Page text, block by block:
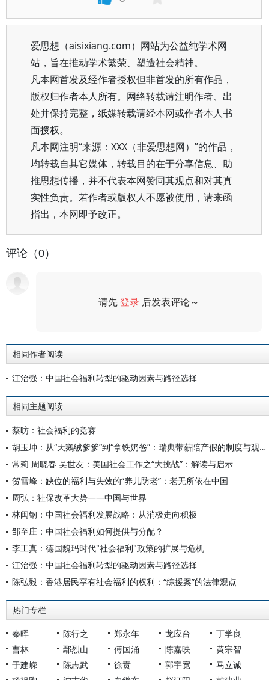
爱思想（aisixiang.com）网站为公益纯学术网
站，旨在推动学术繁荣、塑造社会精神。
凡本网首发及经作者授权但非首发的所有作品，
版权归作者本人所有。网络转载请注明作者、出
处并保持完整，纸媒转载请经本网或作者本人书
面授权。
凡本网注明“来源：XXX（非爱思想网）”的作品，
均转载自其它媒体，转载目的在于分享信息、助
推思想传播，并不代表本网赞同其观点和对其真
实性负责。若作者或版权人不愿被使用，请来函
指出，本网即予改正。
评论（0）
请先登录 后发表评论～
相同作者阅读
江治强：中国社会福利转型的驱动因素与路径选择
相同主题阅读
蔡昉：社会福利的竞赛
胡玉坤：从“天鹅绒爹爹”到“拿铁奶爸”：瑞典带薪陪产假的制度与观念变迁
常莉 周晓春 吴世友：美国社会工作之“大挑战”：解读与启示
贺雪峰：缺位的福利与失效的“养儿防老”：老无所依在中国
周弘：社保改革大势——中国与世界
林闽钢：中国社会福利发展战略：从消极走向积极
邹至庄：中国社会福利如何提供与分配？
李工真：德国魏玛时代"社会福利"政策的扩展与危机
江治强：中国社会福利转型的驱动因素与路径选择
陈弘毅：香港居民享有社会福利的权利：“综援案”的法律观点
热门专栏
秦晖 陈行之 郑永年 龙应台
丁学良
曹林
鄢烈山 傅国涌 陈嘉映
黄宗智
于建嵘
陈志武 徐贲 郭宇宽
马立诚